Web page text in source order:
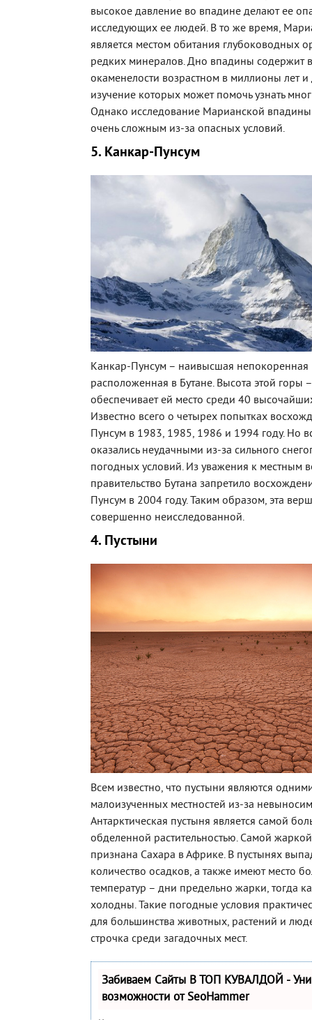
высокое давление во впадине делают ее
исследующих ее людей. В то же время,
является местом обитания глубоководных
редких минералов. Дно впадины содержит
окаменелости возрастном в миллионы лет
изучение которых может помочь узнать
Однако исследование Марианской впадины
очень сложным из-за опасных условий.
5. Канкар-Пунсум
Канкар-Пунсум – наивысшая
расположенная в Бутане. Высота этой горы
обеспечивает ей место среди 40
Известно всего о четырех попытках
Пунсум в 1983, 1985, 1986 и 1994 году. Но
оказались неудачными из-за сильного
погодных условий. Из уважения к местным
правительство Бутана запретило
Пунсум в 2004 году. Таким образом, эта
совершенно неисследованной.
4. Пустыни
Всем известно, что пустыни являются
малоизученных местностей из-за
Антарктическая пустыня является самой
обделенной растительностью. Самой
признана Сахара в Африке. В пустынях
количество осадков, а также имеют место
температур – дни предельно жарки, тогда
холодны. Такие погодные условия
для большинства животных, растений и
строчка среди загадочных мест.
Забиваем Сайты В ТОП КУВАЛДОЙ -
возможности от SeoHammer